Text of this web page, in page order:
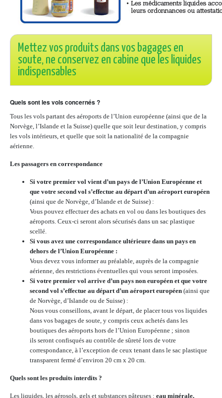
Mettez vos produits dans vos bagages en
soute, ne conservez en cabine que les liquides
indispensables
Quels sont les vols concernés ?
Tous les vols partant des aéroports de l’Union européenne (ainsi que de la
Norvège, l’Islande et la Suisse) quelle que soit leur destination, y compris
les vols intérieurs, et quelle que soit la nationalité de la compagnie
aérienne.
Les passagers en correspondance
Si votre premier vol vient d’un pays de l’Union Européenne et
que votre second vol s’effectue au départ d’un aéroport européen
(ainsi que de Norvège, d’Islande et de Suisse) :
Vous pouvez effectuer des achats en vol ou dans les boutiques des
aéroports. Ceux-ci seront alors sécurisés dans un sac plastique
scellé.
Si vous avez une correspondance ultérieure dans un pays en
dehors de l’Union Européenne :
Vous devez vous informer au préalable, auprès de la compagnie
aérienne, des restrictions éventuelles qui vous seront imposées.
Si votre premier vol arrive d’un pays non européen et que votre
second vol s’effectue au départ d’un aéroport européen (ainsi que
de Norvège, d’Islande ou de Suisse) :
Nous vous conseillons, avant le départ, de placer tous vos liquides
dans vos bagages de soute, y compris ceux achetés dans les
boutiques des aéroports hors de l’Union Européenne ; sinon
ils seront confisqués au contrôle de sûreté lors de votre
correspondance, à l’exception de ceux tenant dans le sac plastique
transparent fermé d’environ 20 cm x 20 cm.
Quels sont les produits interdits ?
Les liquides, les aérosols, gels et substances pâteuses : eau minérale,